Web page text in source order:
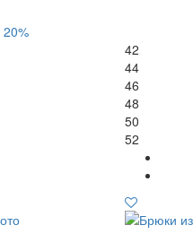
20%
42
44
46
48
50
52